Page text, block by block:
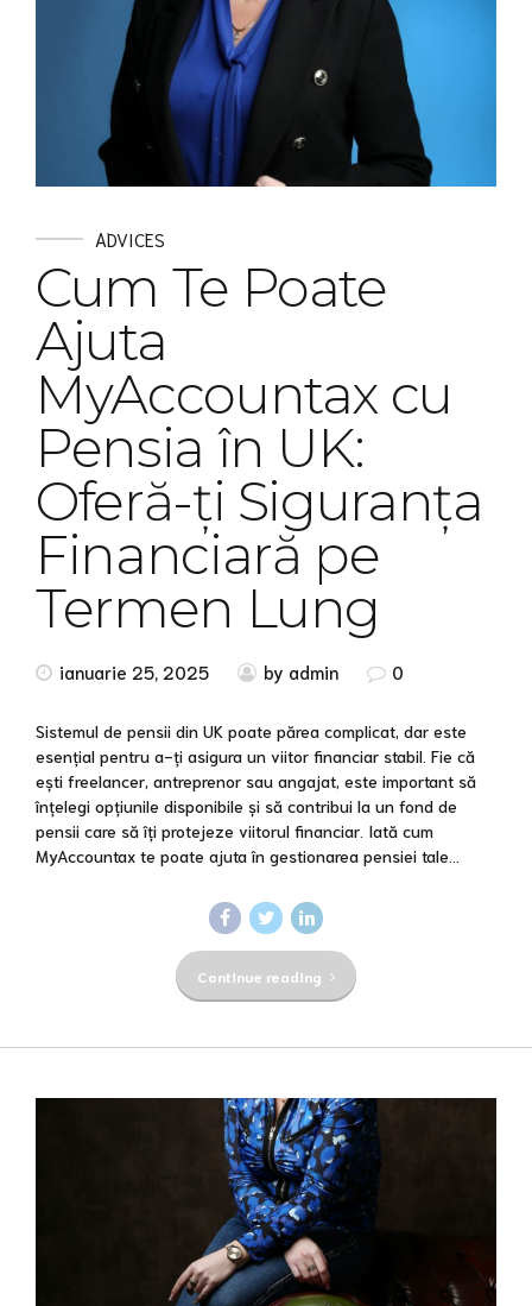
ADVICES
Cum Te Poate
Ajuta
MyAccountax cu
Pensia în UK:
Oferă-ți Siguranța
Financiară pe
Termen Lung
ianuarie 25, 2025 by admin 0
Sistemul de pensii din UK poate părea complicat, dar este
esențial pentru a-ți asigura un viitor financiar stabil. Fie că
ești freelancer, antreprenor sau angajat, este important să
înțelegi opțiunile disponibile și să contribui la un fond de
pensii care să îți protejeze viitorul financiar. Iată cum
MyAccountax te poate ajuta în gestionarea pensiei tale...
Continue reading